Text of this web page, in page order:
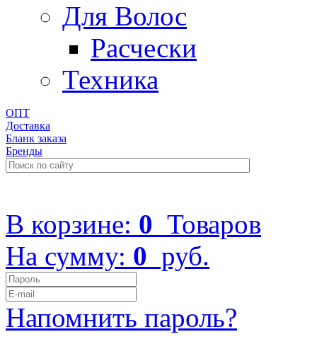
Для Волос
Расчески
Техника
ОПТ
Доставка
Бланк заказа
Бренды
В корзине: 0 Товаров
На сумму: 0 руб.
Напомнить пароль?